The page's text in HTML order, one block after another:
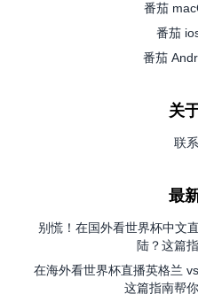
番茄
番茄
番茄
关
联
最
别慌！在国外看世界杯中文
陆？这篇
在海外看世界杯直播英格兰
这篇指南帮